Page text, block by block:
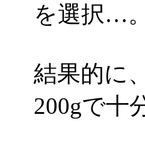
を選択…。
結果的に
200gで十